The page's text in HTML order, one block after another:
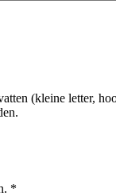
(kleine letter,
*